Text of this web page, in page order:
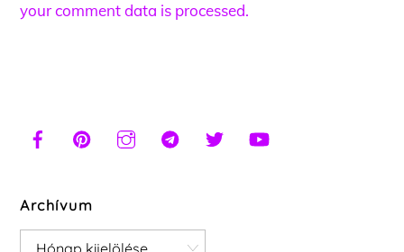
your comment data is processed.
Archívum
Archívum